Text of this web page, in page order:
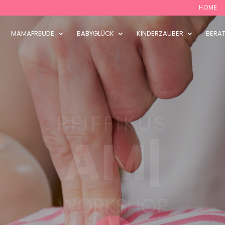
HOME
MAMAFREUDE BABYGLÜCK KINDERZAUBER
PFIFFIKUS
&
WORKSHOP